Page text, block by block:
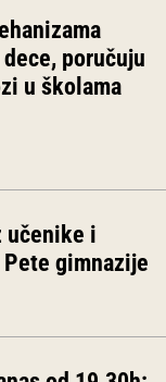
poručuju
u školama
učenike i
gimnazije